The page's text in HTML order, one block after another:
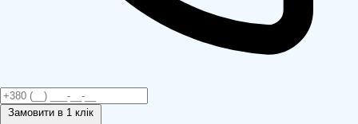
Замовити в 1 клік